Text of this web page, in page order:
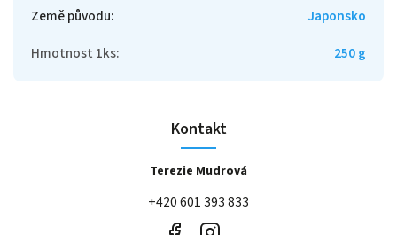
Země původu:
Japonsko
Hmotnost 1ks: 250 g
Kontakt
Terezie Mudrová
+420 601 393 833